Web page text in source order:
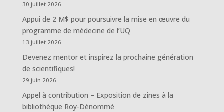
30 juillet 2026
Appui de 2 M$ pour poursuivre la mise en œuvre du
programme de médecine de l’UQ
13 juillet 2026
Devenez mentor et inspirez la prochaine génération
de scientifiques!
29 juin 2026
Appel à contribution – Exposition de zines à la
bibliothèque Roy-Dénommé